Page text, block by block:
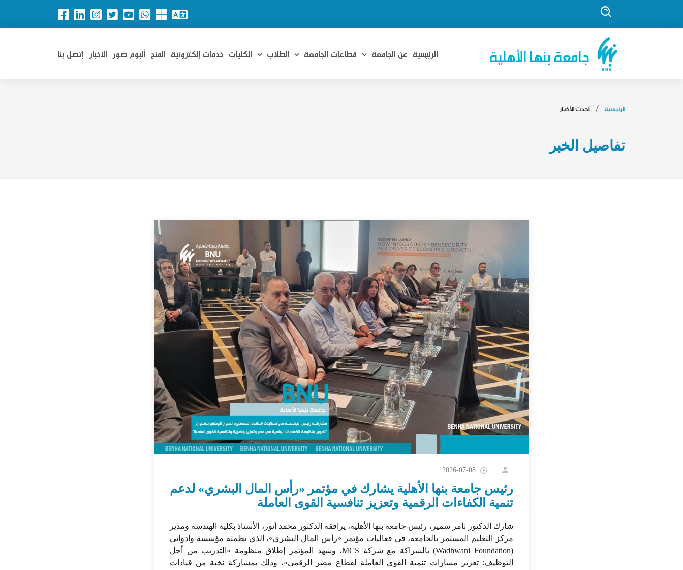
جامعة بنها الأهلية الرئيسية عن الجامعة قطاعات الجامعة الطلاب الكليات خدمات إلكترونية المنح ألبوم صور الأخبار إتصل بنا
الرئيسية أحدث الأخبار
تفاصيل الخبر
2026-07-08
رئيس جامعة بنها الأهلية يشارك في مؤتمر «رأس المال البشري» لدعم
تنمية الكفاءات الرقمية وتعزيز تنافسية القوى العاملة
شارك الدكتور تامر سمير، رئيس جامعة بنها الأهلية، يرافقه الدكتور محمد أنور، الأستاذ بكلية الهندسة ومدير
مركز التعليم المستمر بالجامعة، في فعاليات مؤتمر «رأس المال البشري»، الذي نظمته مؤسسة وادواني
(Wadhwani Foundation) بالشراكة مع شركة MCS، وشهد المؤتمر إطلاق منظومة «التدريب من أجل
التوظيف: تعزيز مسارات تنمية القوى العاملة لقطاع مصر الرقمي»، وذلك بمشاركة نخبة من قيادات